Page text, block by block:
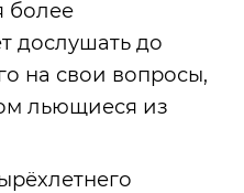
более
дослушать до
на свои вопросы,
льющиеся из